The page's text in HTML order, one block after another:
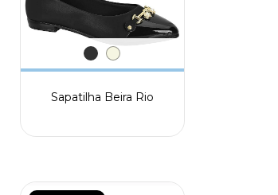
Sapatilha Beira Rio